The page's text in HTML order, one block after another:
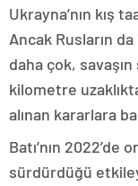
Ukrayna’nın kış
Ancak Rusların
daha çok,
kilometre
alınan kararlara
Batı’nın
sürdürdüğü